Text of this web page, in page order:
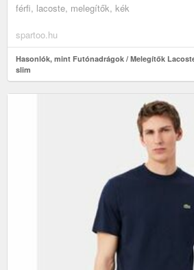
férfi, lacoste, melegítők, kék
spartoo.hu
Hasonlók, mint Futónadrágok / Melegítők
slim